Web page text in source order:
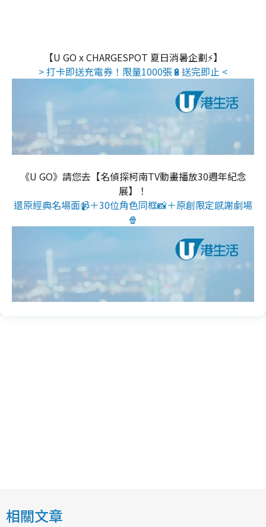
【U GO x CHARGESPOT 夏日消暑企劃⚡】
> 打卡即送充電券！限量1000張🔋送完即止 <
《U GO》請您去【名偵探柯南TV動畫播放30週年紀念
展】！
還原經典名場面📹＋30位角色同框📸＋原創限定感謝劇場
🍿
相關文章